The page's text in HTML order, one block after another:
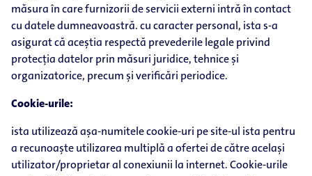
măsura în care furnizorii de servicii externi intră în contact
cu datele dumneavoastră. cu caracter personal, ista s-a
asigurat că aceștia respectă prevederile legale privind
protecția datelor prin măsuri juridice, tehnice și
organizatorice, precum și verificări periodice.
Cookie-urile:
ista utilizează așa-numitele cookie-uri pe site-ul ista pentru
a recunoaște utilizarea multiplă a ofertei de către același
utilizator/proprietar al conexiunii la internet. Cookie-urile